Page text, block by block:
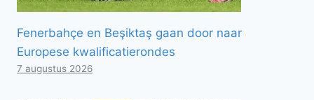
Fenerbahçe en Beşiktaş gaan door naar
Europese kwalificatierondes
7 augustus 2026